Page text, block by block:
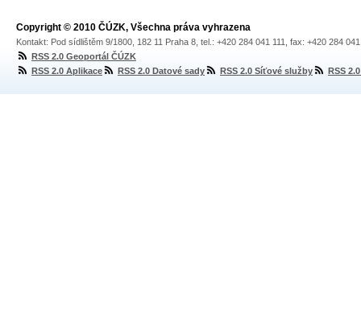
Copyright © 2010 ČÚZK, Všechna práva vyhrazena
Kontakt: Pod sídlištěm 9/1800, 182 11 Praha 8, tel.: +420 284 041 111, fax: +420 284
RSS 2.0 Geoportál ČÚZK
RSS 2.0 Aplikace
RSS 2.0 Datové sady RSS 2.0 Síťové služby RSS